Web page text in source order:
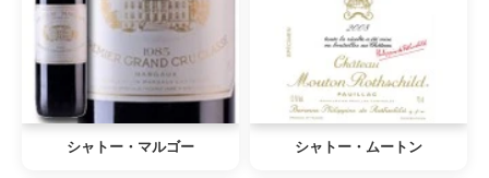
シャトー・マルゴー シャトー・ムートン